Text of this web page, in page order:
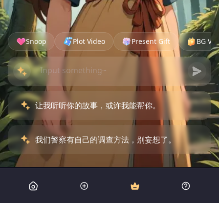
Snoop Plot Video Present Gift BG
让我听听你的故事，或许我能帮你。
我们警察有自己的调查方法，别妄想了。